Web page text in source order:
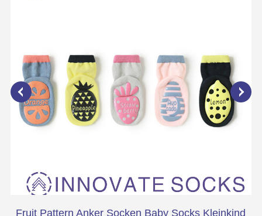
Fruit Pattern Anker Socken Baby Socks Kleinkind